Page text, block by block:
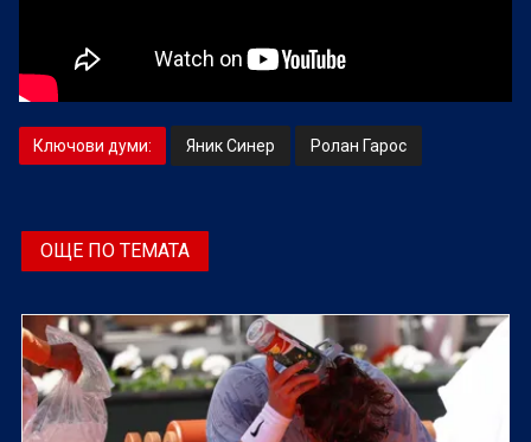
Ключови думи: Яник Синер Ролан Гарос
ОЩЕ ПО ТЕМАТА